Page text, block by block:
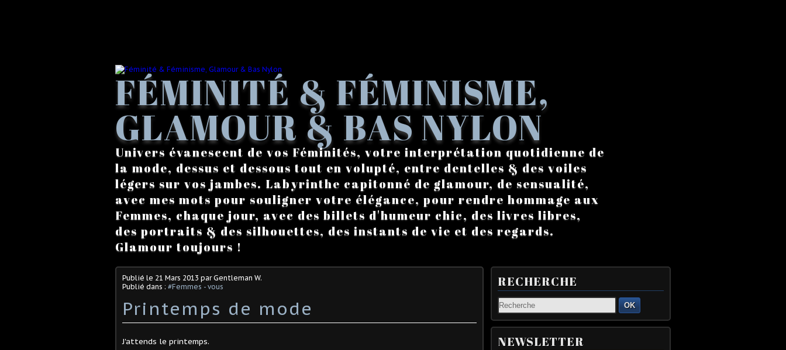
FÉMINITÉ & FÉMINISME,
GLAMOUR & BAS NYLON
Univers évanescent de vos Féminités, votre interprétation quotidienne de
la mode, dessus et dessous tout en volupté, entre dentelles & des voiles
légers sur vos jambes. Labyrinthe capitonné de glamour, de sensualité,
avec mes mots pour souligner votre élégance, pour rendre hommage aux
Femmes, chaque jour, avec des billets d'humeur chic, des livres libres,
des portraits & des silhouettes, des instants de vie et des regards.
Glamour toujours !
Publié le 21 Mars 2013 par Gentleman W.
Publié dans : #Femmes - vous
Printemps de mode
J'attends le printemps.
RECHERCHE
OK
NEWSLETTER